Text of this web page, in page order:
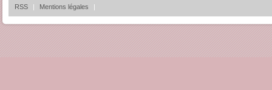
RSS | Mentions légales |